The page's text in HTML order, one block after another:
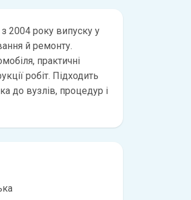
2004 року випуску у
й ремонту.
практичні
робіт. Підходить
до вузлів, процедур і